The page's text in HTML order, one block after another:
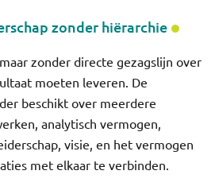
zonder hiërarchie
zonder directe gezagslijn over
moeten leveren. De
beschikt over meerdere
analytisch vermogen,
visie, en het vermogen
met elkaar te verbinden.